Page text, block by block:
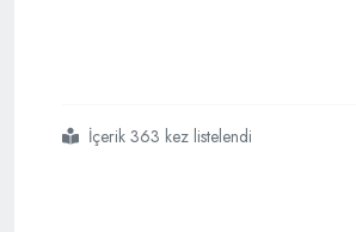
#ucuz
#gevezeliklerle
#ideolojik
#üstünlük
#sağlayamazsınız
İçerik 363 kez listelendi